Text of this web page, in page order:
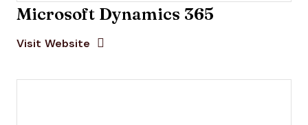
Microsoft Dynamics 365
Visit Website Opens New Window